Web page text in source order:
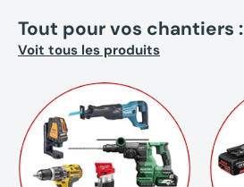
Tout pour vos chantiers :
Voit tous les produits